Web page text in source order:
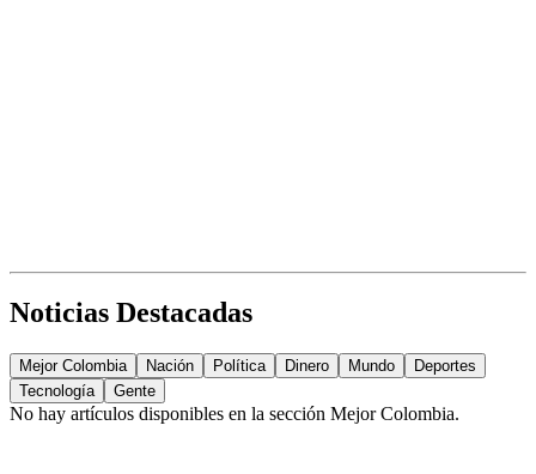
Noticias Destacadas
Mejor Colombia Nación Política Dinero Mundo
Deportes
Tecnología
Gente
No hay artículos disponibles en la sección Mejor Colombia.